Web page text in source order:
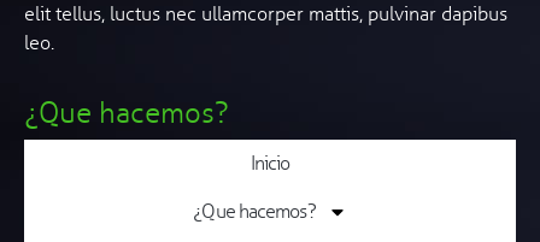
elit tellus, luctus nec ullamcorper mattis, pulvinar dapibus
leo.
¿Que hacemos?
Inicio
¿Que hacemos?